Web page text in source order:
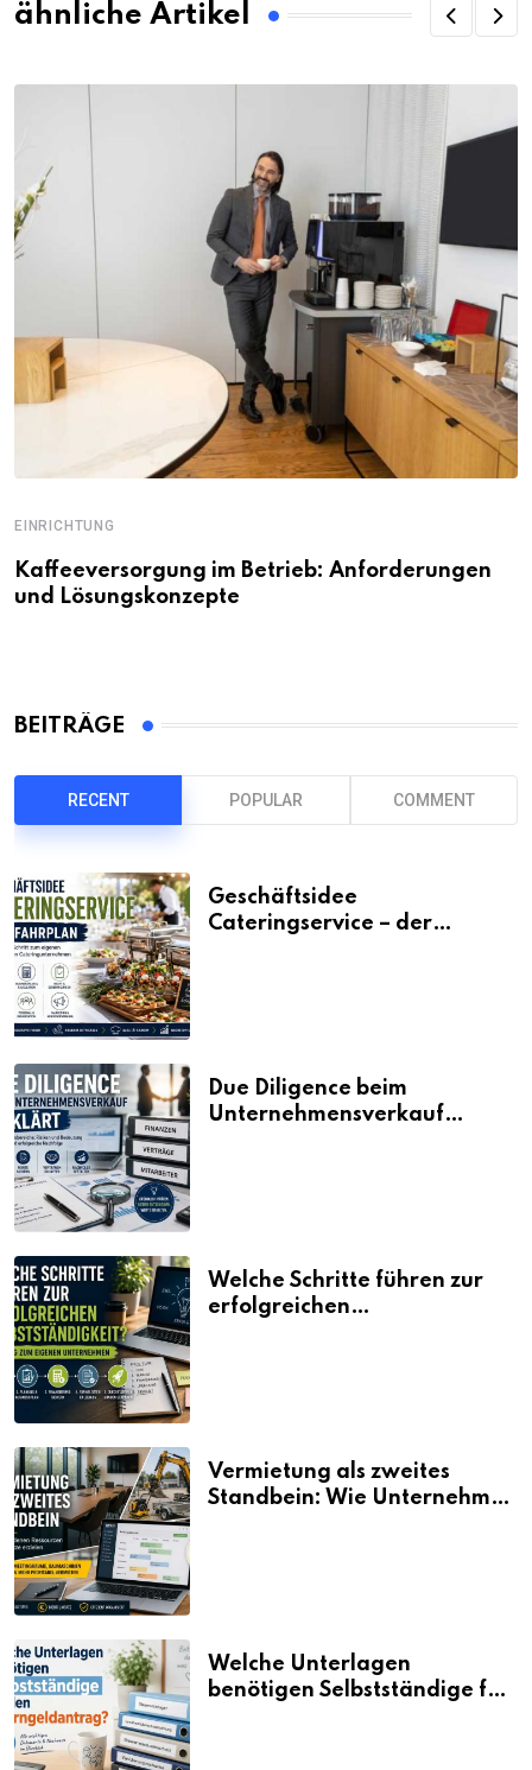
ähnliche Artikel
EINRICHTUNG
Kaffeeversorgung im Betrieb: Anforderungen
und Lösungskonzepte
BEITRÄGE
RECENT POPULAR COMMENT
Geschäftsidee
Cateringservice – der
Due Diligence beim
Unternehmensverkauf
Welche Schritte führen zur
erfolgreichen
Vermietung als zweites
Standbein: Wie Unternehmen
Welche Unterlagen
benötigen Selbstständige für